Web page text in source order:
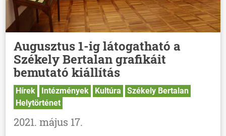
Augusztus 1-ig látogatható a
Székely Bertalan grafikáit
bemutató kiállítás
Hírek Intézmények Kultúra
Székely Bertalan
Helytörténet
2021. május 17.